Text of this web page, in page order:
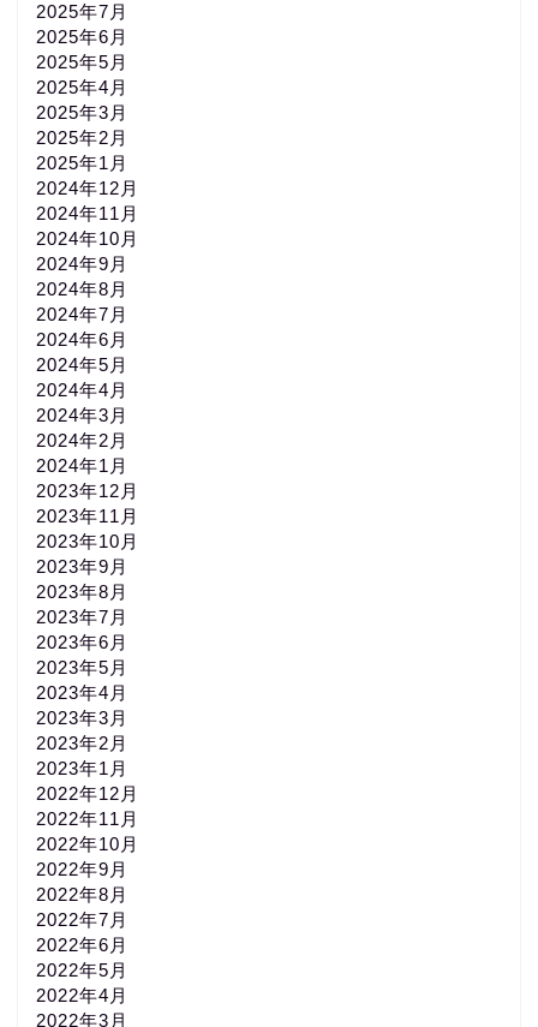
2025年7月
2025年6月
2025年5月
2025年4月
2025年3月
2025年2月
2025年1月
2024年12月
2024年11月
2024年10月
2024年9月
2024年8月
2024年7月
2024年6月
2024年5月
2024年4月
2024年3月
2024年2月
2024年1月
2023年12月
2023年11月
2023年10月
2023年9月
2023年8月
2023年7月
2023年6月
2023年5月
2023年4月
2023年3月
2023年2月
2023年1月
2022年12月
2022年11月
2022年10月
2022年9月
2022年8月
2022年7月
2022年6月
2022年5月
2022年4月
2022年3月